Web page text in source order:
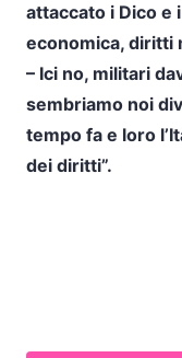
attaccato i Dico e
economica, diritti
– Ici no, militari
sembriamo noi
tempo fa e loro
dei diritti”.